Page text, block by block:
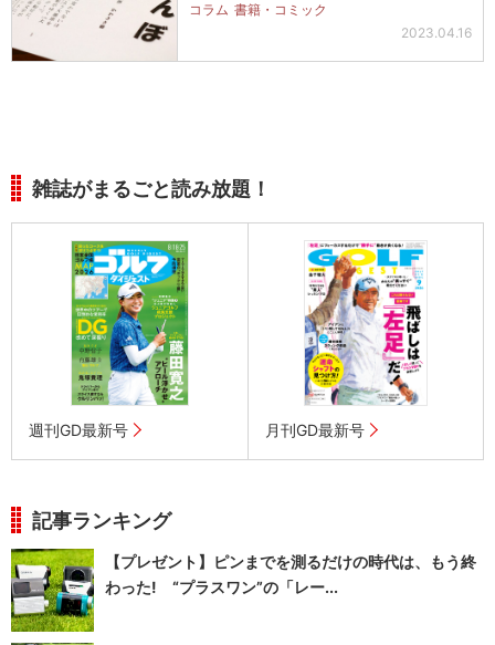
コラム 書籍・コミック
2023.04.16
雑誌がまるごと読み放題！
週刊GD最新号 月刊GD最新号
記事ランキング
【プレゼント】ピンまでを測るだけの時代は、もう終
わった! “プラスワン”の「レー...